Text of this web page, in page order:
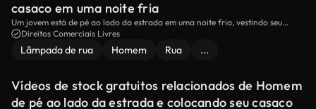
casaco em uma noite fria
Um jovem está de pé ao lado da estrada em uma noite fria, vestindo seu
casaco para se manter quente.O céu sombrio e as lâmpadas de rua
enfatizam a atmosfera fria enquanto ele luta contra o frio.
Direitos Comerciais Livres
Lâmpada de rua Homem Rua ...
Vídeos de stock gratuitos relacionados de Homem
de pé ao lado da estrada e colocando seu casaco